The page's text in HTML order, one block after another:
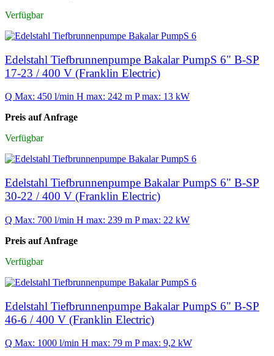
Verfügbar
Edelstahl Tiefbrunnenpumpe Bakalar PumpS 6" B-SP
17-23 / 400 V (Franklin Electric)
Q Max: 450 l/min H max: 242 m P max: 13 kW
Preis auf Anfrage
Verfügbar
Edelstahl Tiefbrunnenpumpe Bakalar PumpS 6" B-SP
30-22 / 400 V (Franklin Electric)
Q Max: 700 l/min H max: 239 m P max: 22 kW
Preis auf Anfrage
Verfügbar
Edelstahl Tiefbrunnenpumpe Bakalar PumpS 6" B-SP
46-6 / 400 V (Franklin Electric)
Q Max: 1000 l/min H max: 79 m P max: 9,2 kW